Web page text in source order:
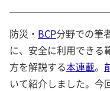
防災・ BCP分野での筆
に、安全に利用できる
方を解説する本連載。
いて紹介しました。今